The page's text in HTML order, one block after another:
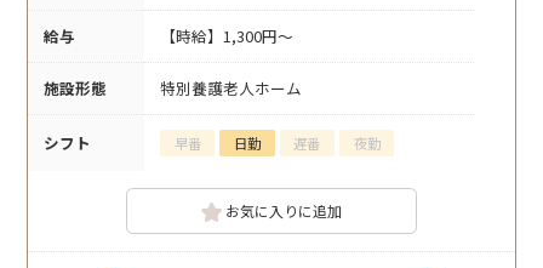
給与 【時給】1,300円～
施設形態 特別養護老人ホーム
シフト 早番 日勤 遅番 夜勤
お気に入りに追加